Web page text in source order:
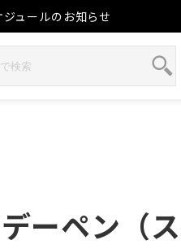
ュールのお知らせ
ーペン（